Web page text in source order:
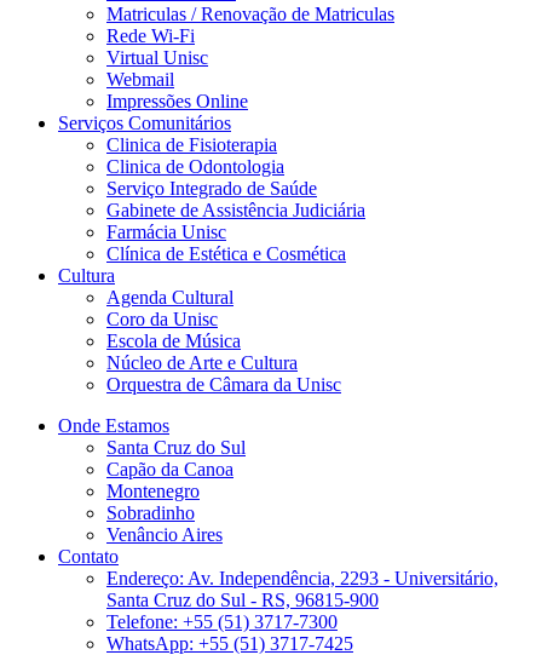
Matriculas / Renovação de Matriculas
Rede Wi-Fi
Virtual Unisc
Webmail
Impressões Online
Serviços Comunitários
Clinica de Fisioterapia
Clinica de Odontologia
Serviço Integrado de Saúde
Gabinete de Assistência Judiciária
Farmácia Unisc
Clínica de Estética e Cosmética
Cultura
Agenda Cultural
Coro da Unisc
Escola de Música
Núcleo de Arte e Cultura
Orquestra de Câmara da Unisc
Onde Estamos
Santa Cruz do Sul
Capão da Canoa
Montenegro
Sobradinho
Venâncio Aires
Contato
Endereço: Av. Independência, 2293 - Universitário,
Santa Cruz do Sul - RS, 96815-900
Telefone: +55 (51) 3717-7300
WhatsApp: +55 (51) 3717-7425